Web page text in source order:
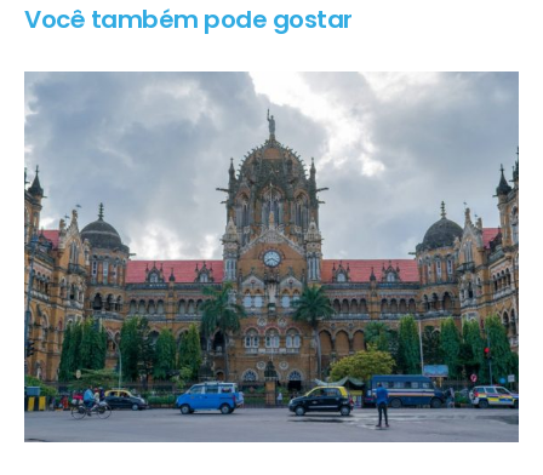
Você também pode gostar